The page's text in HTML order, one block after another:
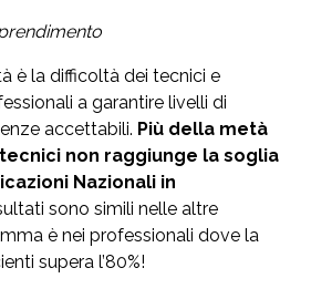
è la difficoltà dei tecnici e
a garantire livelli di
accettabili. Più della metà
non raggiunge la soglia
Nazionali in
sono simili nelle altre
è nei professionali dove la
supera l’80%!